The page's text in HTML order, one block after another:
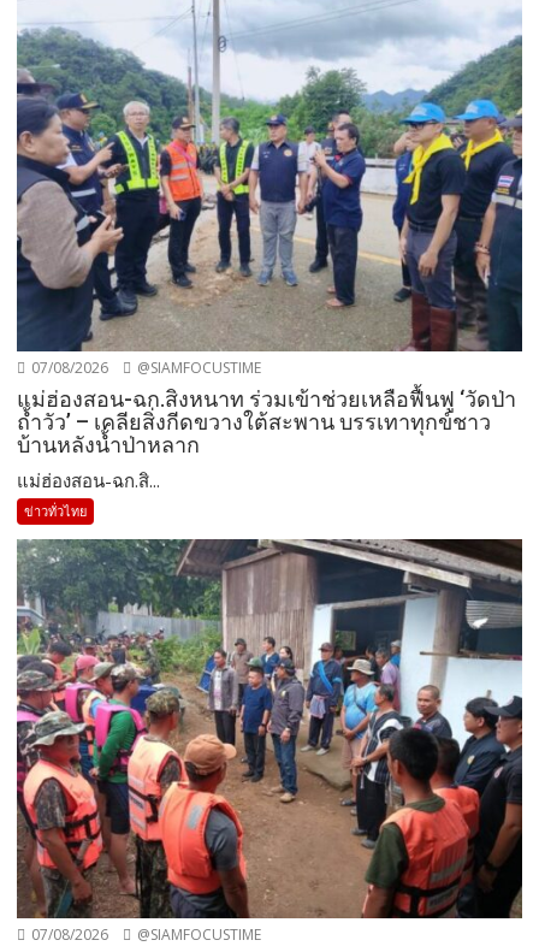
07/08/2026 @SIAMFOCUSTIME
แม่ฮ่องสอน-ฉก.สิงหนาท ร่วมเข้าช่วยเหลือฟื้นฟู ‘วัดป่า
ถ้ำวัว’ – เคลียสิ่งกีดขวางใต้สะพาน บรรเทาทุกข์ชาว
บ้านหลังน้ำป่าหลาก
แม่ฮ่องสอน-ฉก.สิ...
ข่าวทั่วไทย
07/08/2026 @SIAMFOCUSTIME